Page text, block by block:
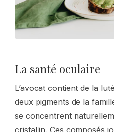
La santé oculaire
L’avocat contient de la
deux pigments de la
se concentrent
cristallin. Ces composés